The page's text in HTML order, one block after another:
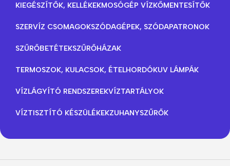
KIEGÉSZÍTŐK, KELLÉKEKMOSÓGÉP VÍZKŐMENTESÍTŐK
SZERVÍZ CSOMAGOKSZÓDAGÉPEK, SZÓDAPATRONOK
SZŰRŐBETÉTEKSZŰRŐHÁZAK
TERMOSZOK, KULACSOK, ÉTELHORDÓKUV LÁMPÁK
VÍZLÁGYÍTÓ RENDSZEREKVÍZTARTÁLYOK
VÍZTISZTÍTÓ KÉSZÜLÉKEKZUHANYSZŰRŐK